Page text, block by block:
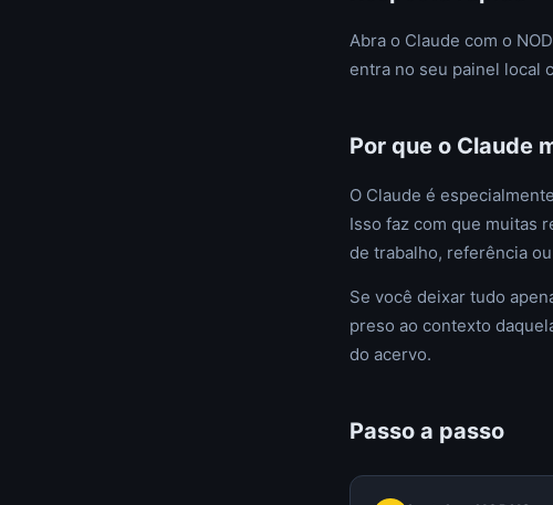
Abra o Claude com o
entra no seu painel local
Por que o Claude
O Claude é
Isso faz com que muitas
de trabalho, referência
Se você deixar tudo
preso ao contexto
do acervo.
Passo a passo